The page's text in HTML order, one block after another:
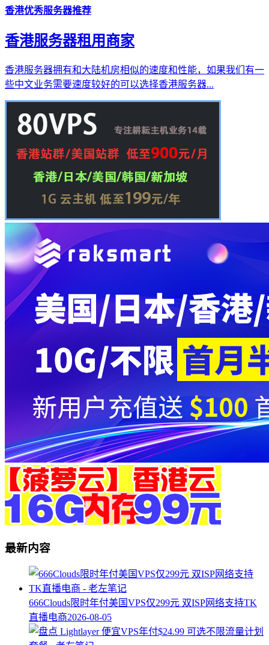
香港优秀服务器推荐
香港服务器租用商家
香港服务器拥有和大陆机房相似的速度和性能，如果我们有一
些中文业务需要速度较好的可以选择香港服务器...
最新内容
666Clouds限时年付美国VPS仅299元 双ISP网络支持TK
直播电商2026-08-05